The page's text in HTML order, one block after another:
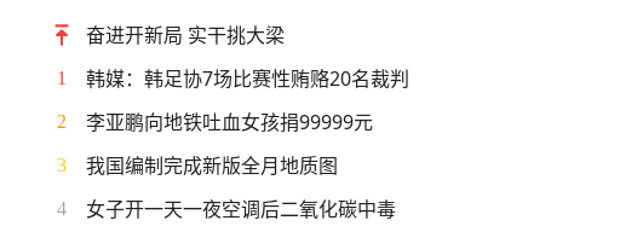
奋进开新局 实干挑大梁
1 韩媒：韩足协7场比赛性贿赂20名裁判
2 李亚鹏向地铁吐血女孩捐99999元
3 我国编制完成新版全月地质图
4 女子开一天一夜空调后二氧化碳中毒